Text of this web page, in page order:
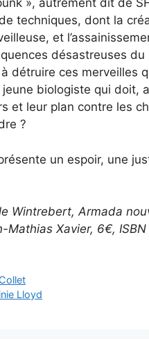
», autrement dit de
techniques, dont la
et
désastreuses
détruire ces merveilles
biologiste qui doit,
et leur plan contre les
?
un espoir, une
Wintrebert, Armada
Mathias Xavier, 6€,
Lloyd